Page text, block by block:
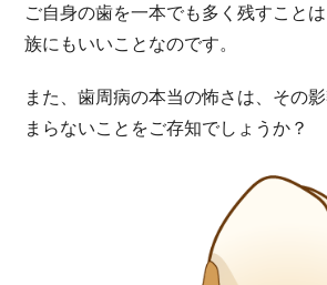
ご自身の歯を一本でも多く残すこと
族にもいいことなのです。
また、歯周病の本当の怖さは、その
まらないことをご存知でしょうか？